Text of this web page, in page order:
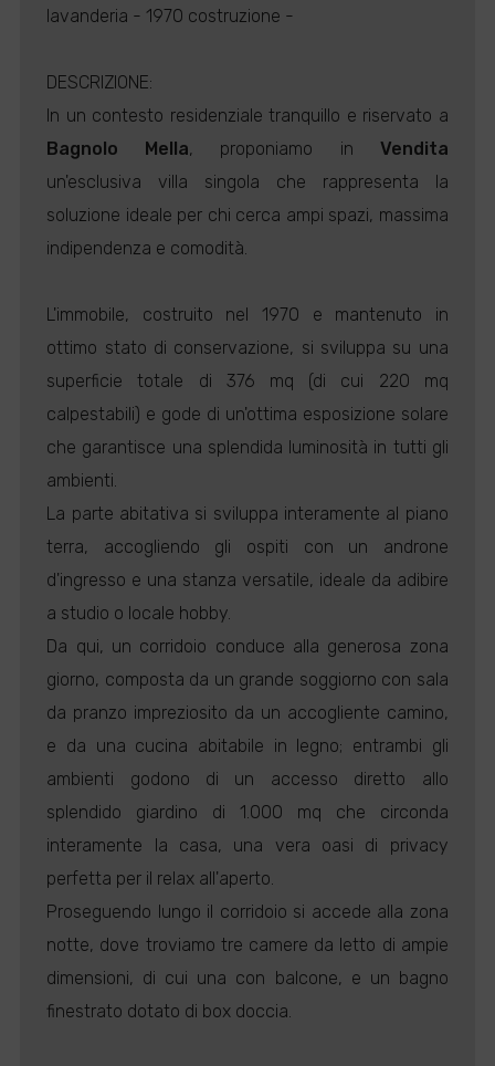
lavanderia - 1970 costruzione -
DESCRIZIONE:
In un contesto residenziale tranquillo e riservato a
Bagnolo Mella, proponiamo in Vendita
un'esclusiva villa singola che rappresenta la
soluzione ideale per chi cerca ampi spazi, massima
indipendenza e comodità.
L'immobile, costruito nel 1970 e mantenuto in
ottimo stato di conservazione, si sviluppa su una
superficie totale di 376 mq (di cui 220 mq
calpestabili) e gode di un'ottima esposizione solare
che garantisce una splendida luminosità in tutti gli
ambienti.
La parte abitativa si sviluppa interamente al piano
terra, accogliendo gli ospiti con un androne
d'ingresso e una stanza versatile, ideale da adibire
a studio o locale hobby.
Da qui, un corridoio conduce alla generosa zona
giorno, composta da un grande soggiorno con sala
da pranzo impreziosito da un accogliente camino,
e da una cucina abitabile in legno; entrambi gli
ambienti godono di un accesso diretto allo
splendido giardino di 1.000 mq che circonda
interamente la casa, una vera oasi di privacy
perfetta per il relax all'aperto.
Proseguendo lungo il corridoio si accede alla zona
notte, dove troviamo tre camere da letto di ampie
dimensioni, di cui una con balcone, e un bagno
finestrato dotato di box doccia.